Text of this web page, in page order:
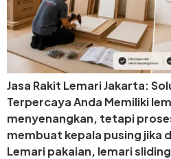
Jasa Rakit Lemari Jakarta:
Terpercaya Anda Memiliki
menyenangkan, tetapi
membuat kepala pusing jika
Lemari pakaian, lemari